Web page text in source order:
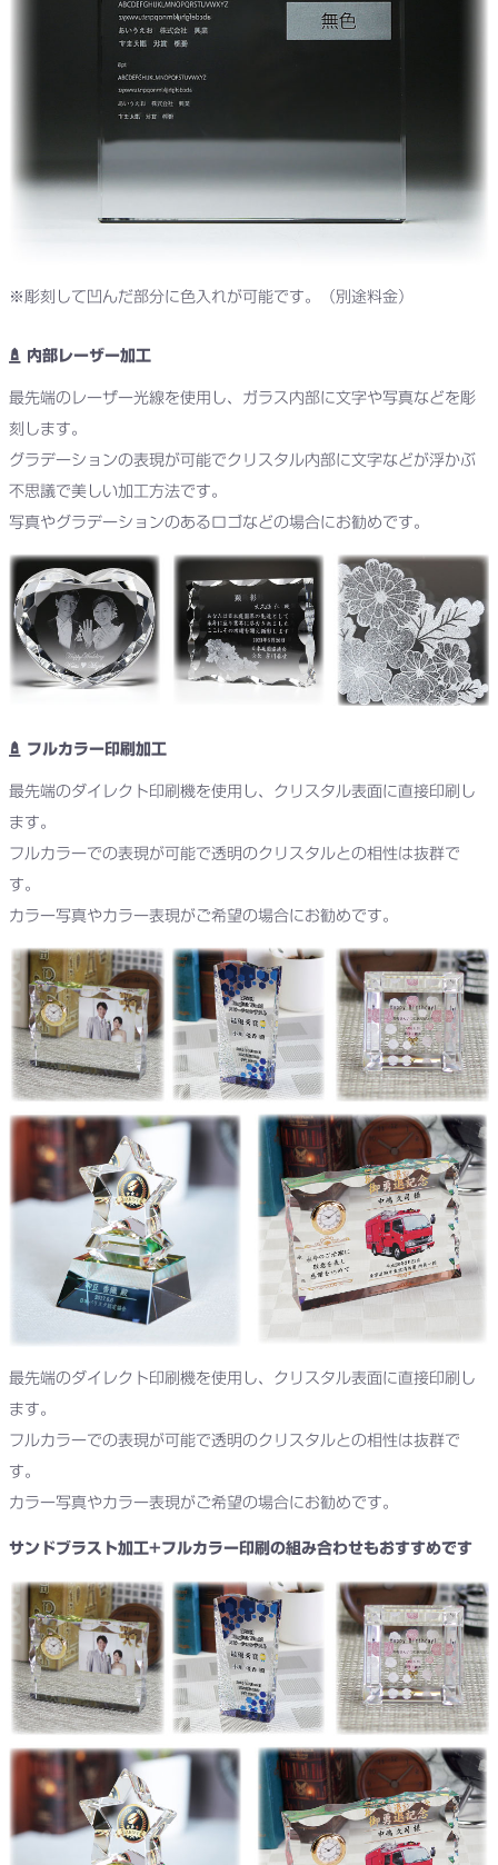
※彫刻して凹んだ部分に色入れが可能です。（別途料金）
内部レーザー加工
最先端のレーザー光線を使用し、ガラス内部に文字や写真などを彫
刻します。
グラデーションの表現が可能でクリスタル内部に文字などが浮かぶ
不思議で美しい加工方法です。
写真やグラデーションのあるロゴなどの場合にお勧めです。
フルカラー印刷加工
最先端のダイレクト印刷機を使用し、クリスタル表面に直接印刷し
ます。
フルカラーでの表現が可能で透明のクリスタルとの相性は抜群で
す。
カラー写真やカラー表現がご希望の場合にお勧めです。
最先端のダイレクト印刷機を使用し、クリスタル表面に直接印刷し
ます。
フルカラーでの表現が可能で透明のクリスタルとの相性は抜群で
す。
カラー写真やカラー表現がご希望の場合にお勧めです。
サンドブラスト加工+フルカラー印刷の組み合わせもおすすめです